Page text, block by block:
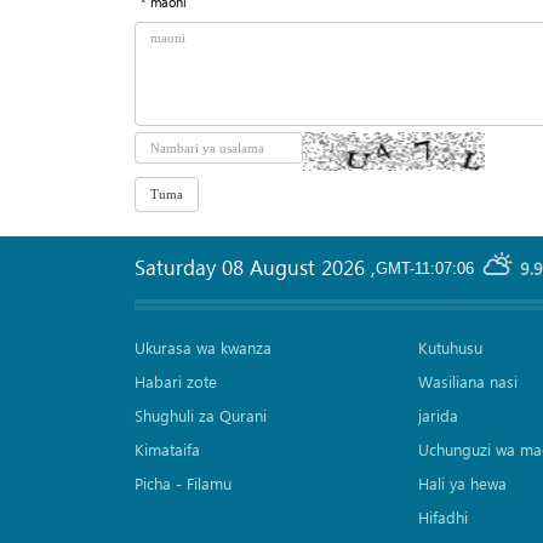
GMT-11:07:06
Saturday 08 August 2026 ,
Ukurasa wa kwanza
Habari zote
Shughuli za Qurani
Kimataifa
Picha‎ - Filamu‎
Kutuhusu
Wasiliana nasi
jarida
Uchunguzi wa
Hali ya hewa
Hifadhi